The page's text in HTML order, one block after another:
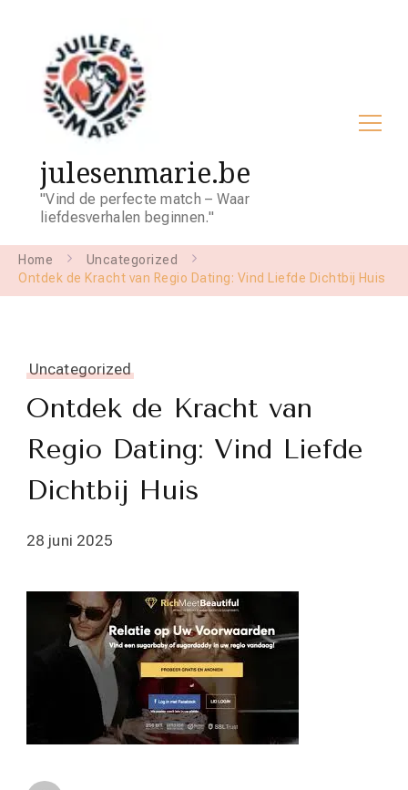
julesenmarie.be
"Vind de perfecte match – Waar
liefdesverhalen beginnen."
Home
Uncategorized
Ontdek de Kracht van Regio Dating: Vind Liefde Dichtbij Huis
Uncategorized
Ontdek de Kracht van
Regio Dating: Vind Liefde
Dichtbij Huis
28 juni 2025